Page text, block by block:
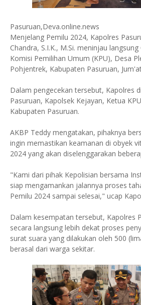
Pasuruan,Deva.online.news
Menjelang Pemilu 2024, Kapolres
Chandra, S.I.K., M.Si. meninjau
Komisi Pemilihan Umum (KPU), Desa
Pohjentrek, Kabupaten Pasuruan,
Dalam pengecekan tersebut, Kapolres
Pasuruan, Kapolsek Kejayan, Ketua
Kabupaten Pasuruan.
AKBP Teddy mengatakan, pihaknya
ingin memastikan keamanan di obyek
2024 yang akan diselenggarakan
"Kami dari pihak Kepolisian bersama
siap mengamankan jalannya proses
Pemilu 2024 sampai selesai," ucap
Dalam kesempatan tersebut, Kapolres
secara langsung lebih dekat proses
surat suara yang dilakukan oleh 500
berasal dari warga sekitar.